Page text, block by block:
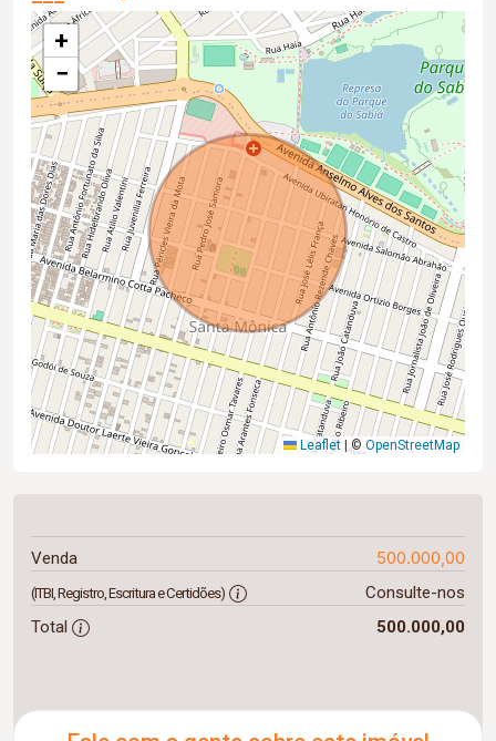
+
−
Leaflet © OpenStreetMap
Venda 500.000,00
(ITBI, Registro, Escritura e Certidões)
Consulte-nos
Total
500.000,00